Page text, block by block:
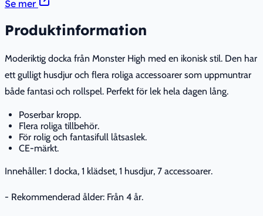
Se mer
Produktinformation
Moderiktig docka från Monster High med en ikonisk stil. Den har
ett gulligt husdjur och flera roliga accessoarer som uppmuntrar
både fantasi och rollspel. Perfekt för lek hela dagen lång.
Poserbar kropp.
Flera roliga tillbehör.
För rolig och fantasifull låtsaslek.
CE-märkt.
Innehåller: 1 docka, 1 klädset, 1 husdjur, 7 accessoarer.
- Rekommenderad ålder: Från 4 år.